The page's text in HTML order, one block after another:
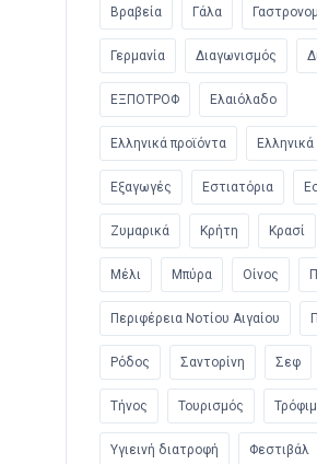
Βραβεία Γάλα
Γερμανία Διαγωνισμός
ΕΞΠΟΤΡΟΦ Ελαιόλαδο
Ελληνικά προϊόντα
Εξαγωγές Εστιατόρια
Ζυμαρικά Κρήτη Κρασί
Μέλι Μπύρα Οίνος
Περιφέρεια Νοτίου Αιγαίου
Ρόδος Σαντορίνη Σεφ
Τήνος Τουρισμός
Υγιεινή διατροφή Φεστιβάλ